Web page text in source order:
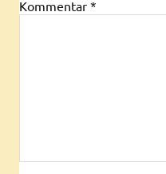
Kommentar *